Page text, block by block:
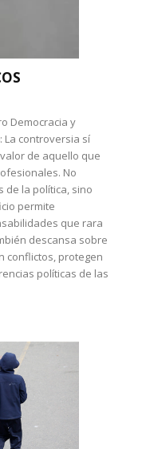
Democracia y
La controversia sí
de aquello que
No
la política, sino
permite
que rara
descansa sobre
conflictos, protegen
políticas de las